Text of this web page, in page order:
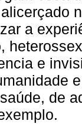
a
e
de